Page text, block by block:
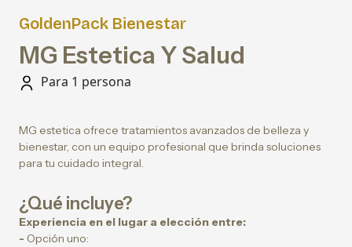
GoldenPack Bienestar
MG Estetica Y Salud
Para 1 persona
MG estetica ofrece tratamientos avanzados de belleza y
bienestar, con un equipo profesional que brinda soluciones
para tu cuidado integral.
¿Qué incluye?
Experiencia en el lugar a elección entre:
- Opción uno: